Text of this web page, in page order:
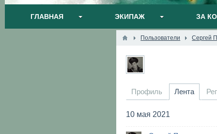
ГЛАВНАЯ ЭКИПАЖ ЗА
Пользователи Сергей
Профиль Лента
10 мая 2021